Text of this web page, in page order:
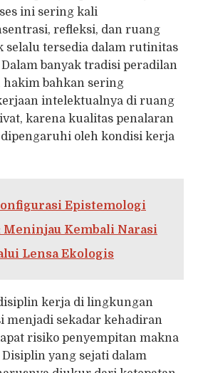
ini sering kali
refleksi, dan ruang
selalu tersedia dalam rutinitas
banyak tradisi peradilan
hakim bahkan sering
intelektualnya di ruang
karena kualitas penalaran
oleh kondisi kerja
Epistemologi
Meninjau Kembali Narasi
Lensa Ekologis
kerja di lingkungan
menjadi sekadar kehadiran
risiko penyempitan makna
yang sejati dalam